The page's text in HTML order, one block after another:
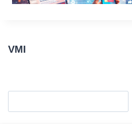
VMI